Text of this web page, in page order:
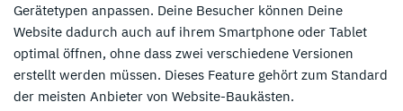
Gerätetypen anpassen. Deine Besucher können Deine
Website dadurch auch auf ihrem Smartphone oder Tablet
optimal öffnen, ohne dass zwei verschiedene Versionen
erstellt werden müssen. Dieses Feature gehört zum Standard
der meisten Anbieter von Website-Baukästen.